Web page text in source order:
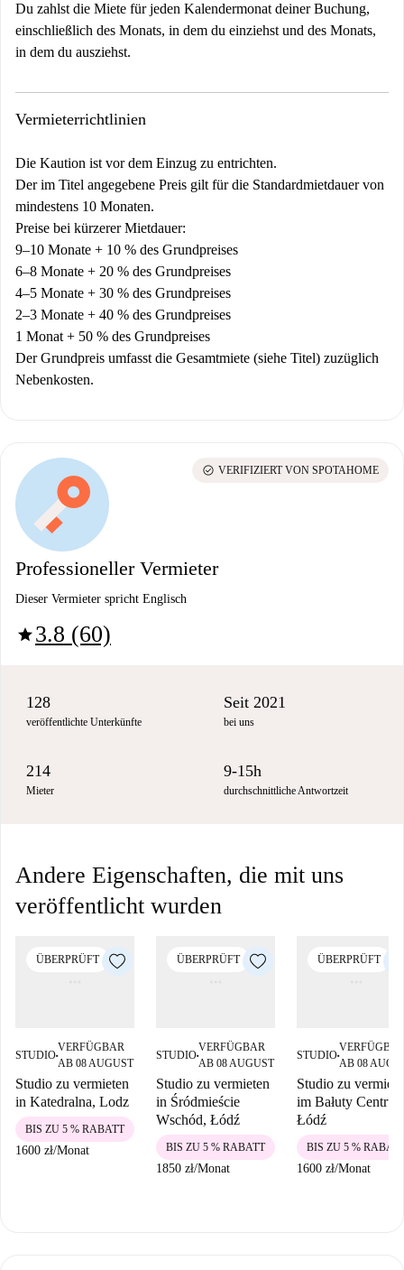
Du zahlst die Miete für jeden Kalendermonat deiner Buchung,
einschließlich des Monats, in dem du einziehst und des Monats,
in dem du ausziehst.
Vermieterrichtlinien
Die Kaution ist vor dem Einzug zu entrichten.
Der im Titel angegebene Preis gilt für die Standardmietdauer von
mindestens 10 Monaten.
Preise bei kürzerer Mietdauer:
9–10 Monate + 10 % des Grundpreises
6–8 Monate + 20 % des Grundpreises
4–5 Monate + 30 % des Grundpreises
2–3 Monate + 40 % des Grundpreises
1 Monat + 50 % des Grundpreises
Der Grundpreis umfasst die Gesamtmiete (siehe Titel) zuzüglich
Nebenkosten.
Professioneller Vermieter
Dieser Vermieter spricht Englisch
star3.8 (60)
check_circle VERIFIZIERT VON SPOTAHOME
128
veröffentlichte Unterkünfte
Seit 2021
bei uns
214
Mieter
9-15h
durchschnittliche Antwortzeit
Andere Eigenschaften, die mit uns
veröffentlicht wurden
ÜBERPRÜFT
STUDIO■
VERFÜGBAR
AB 08 AUGUST
Studio zu vermieten
in Katedralna, Lodz
1600 zł/Monat
BIS ZU 5 % RABATT
ÜBERPRÜFT
STUDIO■
VERFÜGBAR
AB 08 AUGUST
Studio zu vermieten
in Śródmieście
Wschód, Łódź
1850 zł/Monat
BIS ZU 5 % RABATT
ÜBERPRÜFT
STUDIO■
AB 08
Studio zu
im Bałuty
Łódź
1600 zł/Monat
BIS ZU 5 %